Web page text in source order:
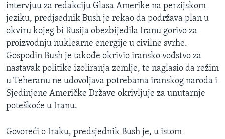
IZBJEGLIČKA STRANA
MAGAZIN
O GLASU AMERIKE
Learning English
PRATITE NAS
intervjuu za redakciju Glasa Amerike na perzijskom
jeziku, predjsednik Bush je rekao da podržava plan u
okviru kojeg bi Rusija obezbijedila Iranu gorivo za
proizvodnju nuklearne energije u civilne svrhe.
Gospodin Bush je takođe okrivio iransko vođstvo za
nastavak politike izoliranja zemlje, te naglasio da režim
u Teheranu ne udovoljava potrebama iranskog naroda i
Sjedinjene Američke Države okrivljuje za unutarnje
poteškoće u Iranu.
Govoreći o Iraku, predsjednik Bush je, u istom